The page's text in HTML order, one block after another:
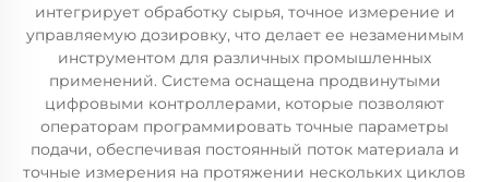
интегрирует обработку сырья, точное измерение и
управляемую дозировку, что делает ее незаменимым
инструментом для различных промышленных
применений. Система оснащена продвинутыми
цифровыми контроллерами, которые позволяют
операторам программировать точные параметры
подачи, обеспечивая постоянный поток материала и
точные измерения на протяжении нескольких циклов